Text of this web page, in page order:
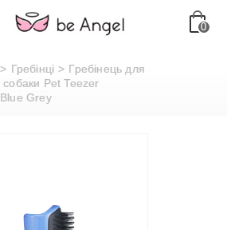
0
> Гребінці > Гребінець для
собаки Pet Teezer
Grey